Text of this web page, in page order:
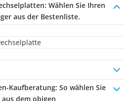
Wählen Sie Ihren
aus der Bestenliste.
Kaufberatung: So wählen Sie
dem obigen